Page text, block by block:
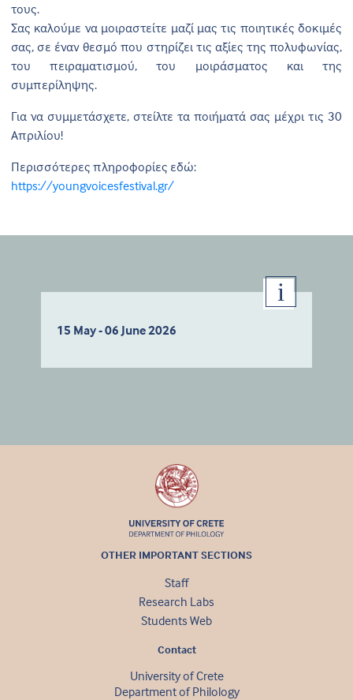
τους.
Σας καλούμε να μοιραστείτε μαζί μας τις ποιητικές δοκιμές
σας, σε έναν θεσμό που στηρίζει τις αξίες της πολυφωνίας,
του πειραματισμού, του μοιράσματος και της
συμπερίληψης.
Για να συμμετάσχετε, στείλτε τα ποιήματά σας μέχρι τις 30
Απριλίου!
Περισσότερες πληροφορίες εδώ:
https://youngvoicesfestival.gr/
15 May - 06 June 2026
OTHER IMPORTANT SECTIONS
Staff
Research Labs
Students Web
Contact
University of Crete
Department of Philology